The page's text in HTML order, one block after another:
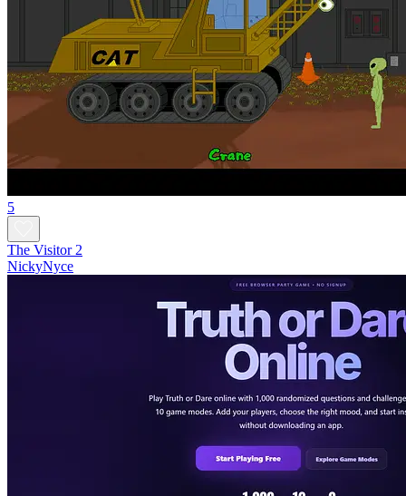
5
The Visitor 2
NickyNyce